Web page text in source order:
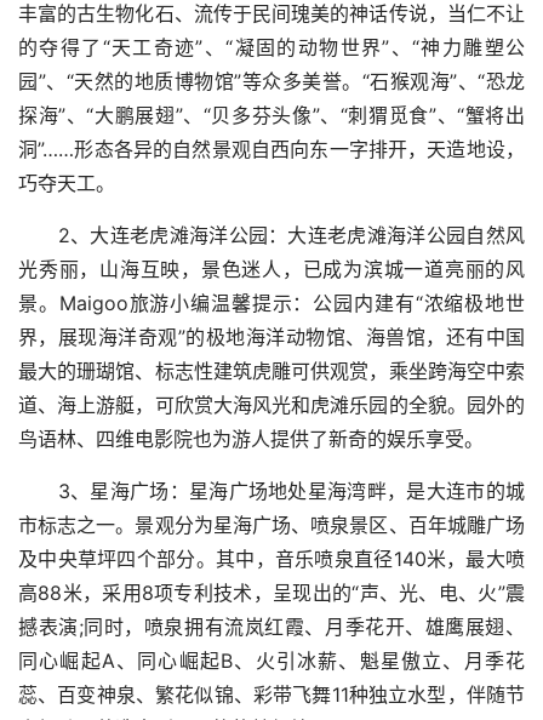
丰富的古生物化石、流传于民间瑰美的神话传说，当仁不让
的夺得了“天工奇迹”、“凝固的动物世界”、“神力雕塑公
园”、“天然的地质博物馆”等众多美誉。“石猴观海”、“恐龙
探海”、“大鹏展翅”、“贝多芬头像”、“刺猬觅食”、“蟹将出
洞”……形态各异的自然景观自西向东一字排开，天造地设，
巧夺天工。
2、大连老虎滩海洋公园：大连老虎滩海洋公园自然风
光秀丽，山海互映，景色迷人，已成为滨城一道亮丽的风
景。Maigoo旅游小编温馨提示：公园内建有“浓缩极地世
界，展现海洋奇观”的极地海洋动物馆、海兽馆，还有中国
最大的珊瑚馆、标志性建筑虎雕可供观赏，乘坐跨海空中索
道、海上游艇，可欣赏大海风光和虎滩乐园的全貌。园外的
鸟语林、四维电影院也为游人提供了新奇的娱乐享受。
3、星海广场：星海广场地处星海湾畔，是大连市的城
市标志之一。景观分为星海广场、喷泉景区、百年城雕广场
及中央草坪四个部分。其中，音乐喷泉直径140米，最大喷
高88米，采用8项专利技术，呈现出的“声、光、电、火”震
撼表演;同时，喷泉拥有流岚红霞、月季花开、雄鹰展翅、
同心崛起A、同心崛起B、火引冰薪、魁星傲立、月季花
蕊、百变神泉、繁花似锦、彩带飞舞11种独立水型，伴随节